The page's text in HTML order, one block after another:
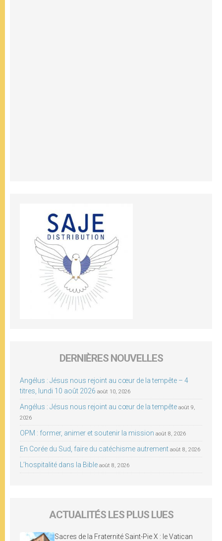
DERNIÈRES NOUVELLES
Angélus : Jésus nous rejoint au cœur de la tempête – 4
titres, lundi 10 août 2026 août 10, 2026
Angélus : Jésus nous rejoint au cœur de la tempête août 9,
2026
OPM : former, animer et soutenir la mission août 8, 2026
En Corée du Sud, faire du catéchisme autrement août 8, 2026
L’hospitalité dans la Bible août 8, 2026
ACTUALITÉS LES PLUS LUES
Sacres de la Fraternité Saint-Pie X : le Vatican